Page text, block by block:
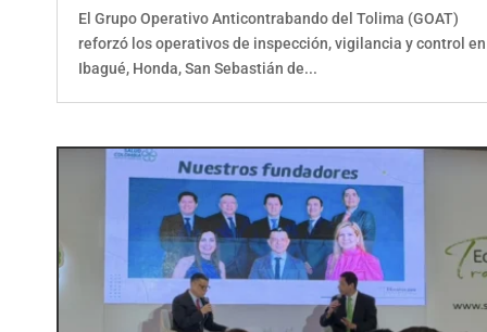
El Grupo Operativo Anticontrabando del Tolima (GOAT)
reforzó los operativos de inspección, vigilancia y control en
Ibagué, Honda, San Sebastián de...